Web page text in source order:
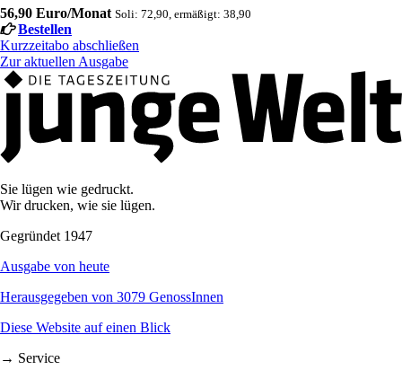
56,90 Euro/Monat Soli: 72,90, ermäßigt: 38,90
Bestellen
Kurzzeitabo abschließen
Zur aktuellen Ausgabe
Sie lügen wie gedruckt.
Wir drucken, wie sie lügen.
Gegründet 1947
Ausgabe von heute
Herausgegeben von 3079 GenossInnen
Diese Website auf einen Blick
→ Service